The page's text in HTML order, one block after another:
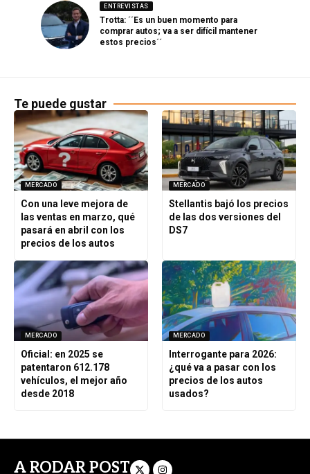
ENTREVISTAS
Trotta: ´´Es un buen momento para
comprar autos; va a ser difícil mantener
estos precios´´
Te puede gustar
MERCADO
Con una leve mejora de
las ventas en marzo, qué
pasará en abril con los
precios de los autos
MERCADO
Stellantis bajó los precios
de las dos versiones del
DS7
MERCADO
Oficial: en 2025 se
patentaron 612.178
vehículos, el mejor año
desde 2018
MERCADO
Interrogante para 2026:
¿qué va a pasar con los
precios de los autos
usados?
A RODAR POST